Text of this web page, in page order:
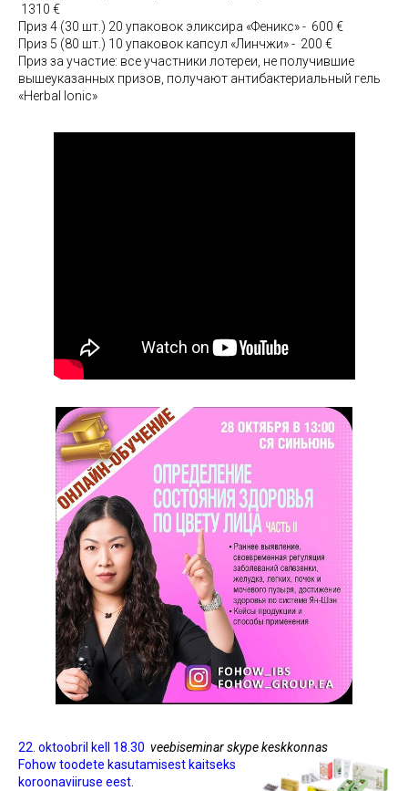
1310 €
Приз 4 (30 шт.) 20 упаковок эликсира «Феникс» - 600 €
Приз 5 (80 шт.) 10 упаковок капсул «Линчжи» - 200 €
Приз за участие: все участники лотереи, не получившие
вышеуказанных призов, получают антибактериальный гель
«Herbal Ionic»
22. oktoobril kell 18.30 veebiseminar skype keskkonnas
Fohow toodete kasutamisest kaitseks
koroonaviiruse eest.